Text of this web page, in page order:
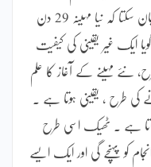
اپنے مشاہدے کی بنیاد پر پہلے سے نہیں جان سکتا کہ نیا مہینہ 29 دن
30 کے بعد۔ یہ گویا ایک غیر یقینی کی کیفیت
مہینے کے آغاز کا علم
کی طرح ، یقینی ہوتا ہے ۔
ہے ۔ ٹھیک اسی طرح
کو پہنچے گی اور ایک ایسے